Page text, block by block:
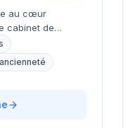
au cœur
cabinet de
ville alsacien.
des services de
de la
notation de
satisfaction de